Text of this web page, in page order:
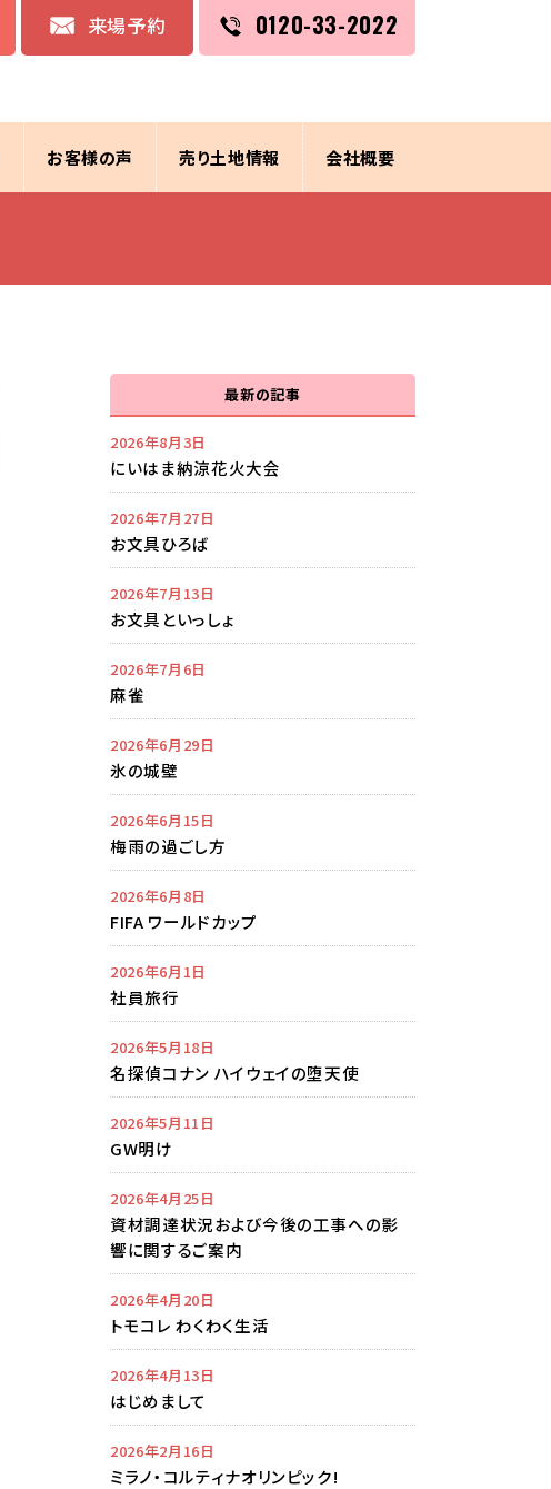
来場予約 0120-33-2022
お客様の声 売り土地情報 会社概要
最新の記事
2026年8月3日
にいはま納涼花火大会
2026年7月27日
お文具ひろば
2026年7月13日
お文具といっしょ
2026年7月6日
麻雀
2026年6月29日
氷の城壁
2026年6月15日
梅雨の過ごし方
2026年6月8日
FIFA ワールドカップ
2026年6月1日
社員旅行
2026年5月18日
名探偵コナン ハイウェイの堕天使
2026年5月11日
GW明け
2026年4月25日
資材調達状況および今後の工事への影
響に関するご案内
2026年4月20日
トモコレ わくわく生活
2026年4月13日
はじめまして
2026年2月16日
ミラノ・コルティナオリンピック!